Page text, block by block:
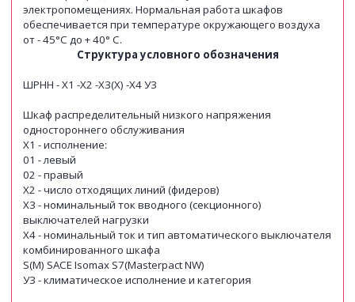
электропомещениях. Нормальная работа шкафов
обеспечивается при температуре окружающего воздуха
от - 45°С до + 40° С.
Структура условного обозначения
ШРНН - Х1 -Х2 -Х3(Х) -Х4 У3
Шкаф распределительный низкого напряжения
одностороннего обслуживания
Х1 - исполнение:
01 - левый
02 - правый
Х2 - число отходящих линий (фидеров)
Х3 - номинальный ток вводного (секционного)
выключателей нагрузки
Х4 - номинальный ток и тип автоматического выключателя
комбинированного шкафа
S(M) SACE Isomax S7(Masterpact NW)
У3 - климатическое исполнение и категория